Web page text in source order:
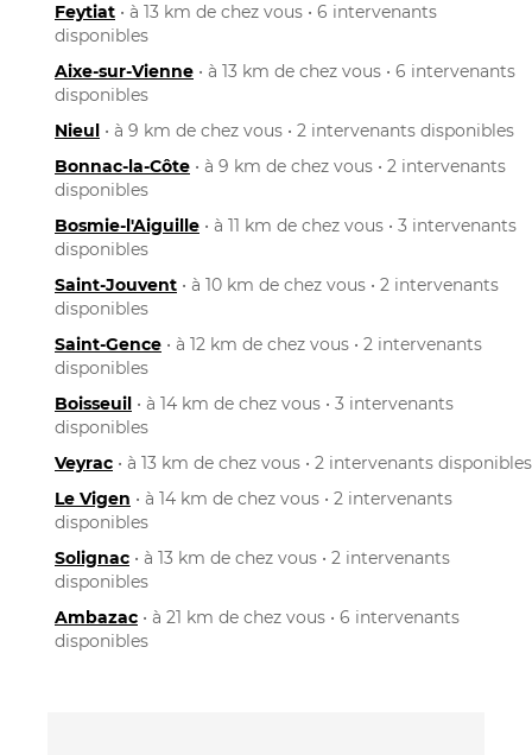
Feytiat • à 13 km de chez vous • 6 intervenants
disponibles
Aixe-sur-Vienne • à 13 km de chez vous • 6 intervenants
disponibles
Nieul • à 9 km de chez vous • 2 intervenants disponibles
Bonnac-la-Côte • à 9 km de chez vous • 2 intervenants
disponibles
Bosmie-l'Aiguille • à 11 km de chez vous • 3 intervenants
disponibles
Saint-Jouvent • à 10 km de chez vous • 2 intervenants
disponibles
Saint-Gence • à 12 km de chez vous • 2 intervenants
disponibles
Boisseuil • à 14 km de chez vous • 3 intervenants
disponibles
Veyrac • à 13 km de chez vous • 2 intervenants disponibles
Le Vigen • à 14 km de chez vous • 2 intervenants
disponibles
Solignac • à 13 km de chez vous • 2 intervenants
disponibles
Ambazac • à 21 km de chez vous • 6 intervenants
disponibles